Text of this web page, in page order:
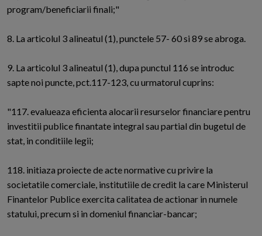
program/beneficiarii finali;"
8. La articolul 3 alineatul (1), punctele 57- 60 si 89 se abroga.
9. La articolul 3 alineatul (1), dupa punctul 116 se introduc
sapte noi puncte, pct.117-123, cu urmatorul cuprins:
"117. evalueaza eficienta alocarii resurselor financiare pentru
investitii publice finantate integral sau partial din bugetul de
stat, in conditiile legii;
118. initiaza proiecte de acte normative cu privire la
societatile comerciale, institutiile de credit la care Ministerul
Finantelor Publice exercita calitatea de actionar in numele
statului, precum si in domeniul financiar-bancar;